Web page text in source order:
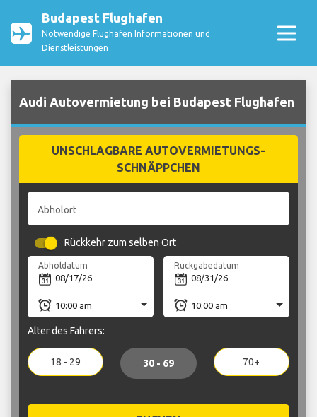
Budapest Flughafen
Notwendige Flughafen Informationen und
Dienstleistungen
Audi Autovermietung bei Budapest Flughafen
UNSCHLAGBARE AUTOVERMIETUNGS-
SCHNÄPPCHEN
Abholort
Rückkehr zum selben Ort
Abholdatum Rückgabedatum
Alter des Fahrers:
18 - 29 30 - 69 70+